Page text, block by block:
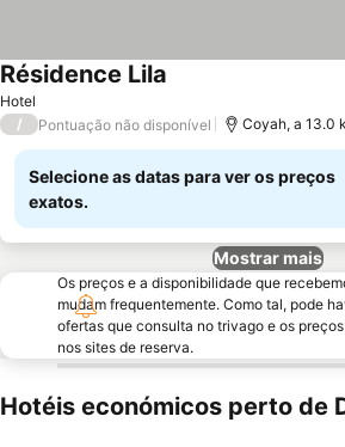
Hotel
Résidence Lila
/ Pontuação não disponível Coyah, a 13.0
Selecione as datas para ver os preços
exatos.
Mostrar mais
Os preços e a disponibilidade que
mudam frequentemente. Como tal, pode
ofertas que consulta no trivago e os
nos sites de reserva.
Hotéis económicos perto de